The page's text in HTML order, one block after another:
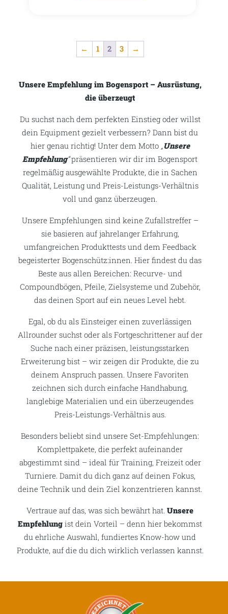
← 1 2 3 →
Unsere Empfehlung im Bogensport – Ausrüstung,
die überzeugt
Du suchst nach dem perfekten Einstieg oder willst
dein Equipment gezielt verbessern? Dann bist du
hier genau richtig! Unter dem Motto „Unsere
Empfehlung“präsentieren wir dir im Bogensport
regelmäßig ausgewählte Produkte, die in Sachen
Qualität, Leistung und Preis-Leistungs-Verhältnis
voll und ganz überzeugen.
Unsere Empfehlungen sind keine Zufallstreffer –
sie basieren auf jahrelanger Erfahrung,
umfangreichen Produkttests und dem Feedback
begeisterter Bogenschütz:innen. Hier findest du das
Beste aus allen Bereichen: Recurve- und
Compoundbögen, Pfeile, Zielsysteme und Zubehör,
das deinen Sport auf ein neues Level hebt.
Egal, ob du als Einsteiger einen zuverlässigen
Allrounder suchst oder als Fortgeschrittener auf der
Suche nach einer präzisen, leistungsstarken
Erweiterung bist – wir zeigen dir Produkte, die zu
deinem Anspruch passen. Unsere Favoriten
zeichnen sich durch einfache Handhabung,
langlebige Materialien und ein überzeugendes
Preis-Leistungs-Verhältnis aus.
Besonders beliebt sind unsere Set-Empfehlungen:
Komplettpakete, die perfekt aufeinander
abgestimmt sind – ideal für Training, Freizeit oder
Turniere. Damit du dich ganz auf deinen Fokus,
deine Technik und dein Ziel konzentrieren kannst.
Vertraue auf das, was sich bewährt hat. Unsere
Empfehlung ist dein Vorteil – denn hier bekommst
du ehrliche Auswahl, fundiertes Know-how und
Produkte, auf die du dich wirklich verlassen kannst.